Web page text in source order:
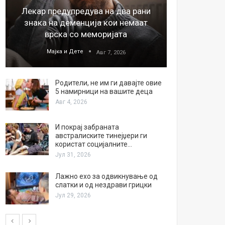
Лекар предупредува на два рани
знака на деменција кои немаат
врска со меморијата
Мајка и Дете Авг 7, 2026
Родители, не им ги давајте овие
5 намирници на вашите деца
Авг 4, 2026
И покрај забраната
австралиските тинејџери ги
користат социјалните…
Јул 31, 2026
Лажно ехо за одвикнување од
слатки и од нездрави грицки
Јул 29, 2026